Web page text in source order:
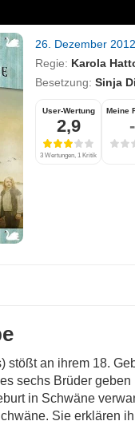
26. Dezember 2012
Regie: Karola
Besetzung: Sinja
User-Wertung
2,9
3 Wertungen, 1 Kritik
Meine
stößt an ihrem 18.
sechs Brüder
in Schwäne
Sie erklären